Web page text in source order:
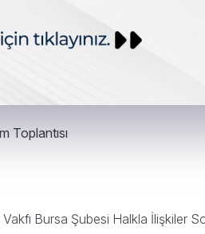
Toplantısı
Bursa Şubesi Halkla İlişkiler